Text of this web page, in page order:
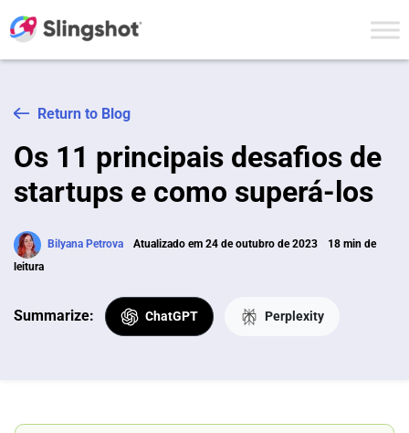
Return to Blog
Os 11 principais desafios de
startups e como superá-los
Bilyana Petrova Atualizado em 24 de outubro de 2023
18 min de
leitura
Summarize: ChatGPT Perplexity